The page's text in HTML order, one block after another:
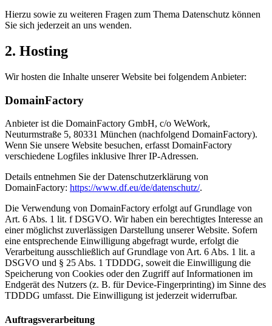
Hierzu sowie zu weiteren Fragen zum Thema Datenschutz können
Sie sich jederzeit an uns wenden.
2. Hosting
Wir hosten die Inhalte unserer Website bei folgendem Anbieter:
DomainFactory
Anbieter ist die DomainFactory GmbH, c/o WeWork,
Neuturmstraße 5, 80331 München (nachfolgend DomainFactory).
Wenn Sie unsere Website besuchen, erfasst DomainFactory
verschiedene Logfiles inklusive Ihrer IP-Adressen.
Details entnehmen Sie der Datenschutzerklärung von
DomainFactory: https://www.df.eu/de/datenschutz/.
Die Verwendung von DomainFactory erfolgt auf Grundlage von
Art. 6 Abs. 1 lit. f DSGVO. Wir haben ein berechtigtes Interesse an
einer möglichst zuverlässigen Darstellung unserer Website. Sofern
eine entsprechende Einwilligung abgefragt wurde, erfolgt die
Verarbeitung ausschließlich auf Grundlage von Art. 6 Abs. 1 lit. a
DSGVO und § 25 Abs. 1 TDDDG, soweit die Einwilligung die
Speicherung von Cookies oder den Zugriff auf Informationen im
Endgerät des Nutzers (z. B. für Device-Fingerprinting) im Sinne des
TDDDG umfasst. Die Einwilligung ist jederzeit widerrufbar.
Auftragsverarbeitung